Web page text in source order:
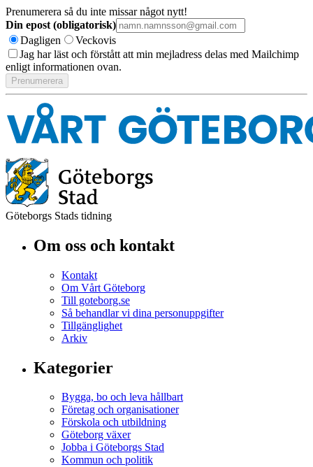
Prenumerera så du inte missar något nytt!
Din epost (obligatorisk)
Dagligen
Veckovis
Jag har läst och förstått att min mejladress delas med Mailchimp
enligt informationen ovan.
Göteborgs Stads tidning
Om oss och kontakt
Kontakt
Om Vårt Göteborg
Till goteborg.se
Så behandlar vi dina personuppgifter
Tillgänglighet
Arkiv
Kategorier
Bygga, bo och leva hållbart
Företag och organisationer
Förskola och utbildning
Göteborg växer
Jobba i Göteborgs Stad
Kommun och politik